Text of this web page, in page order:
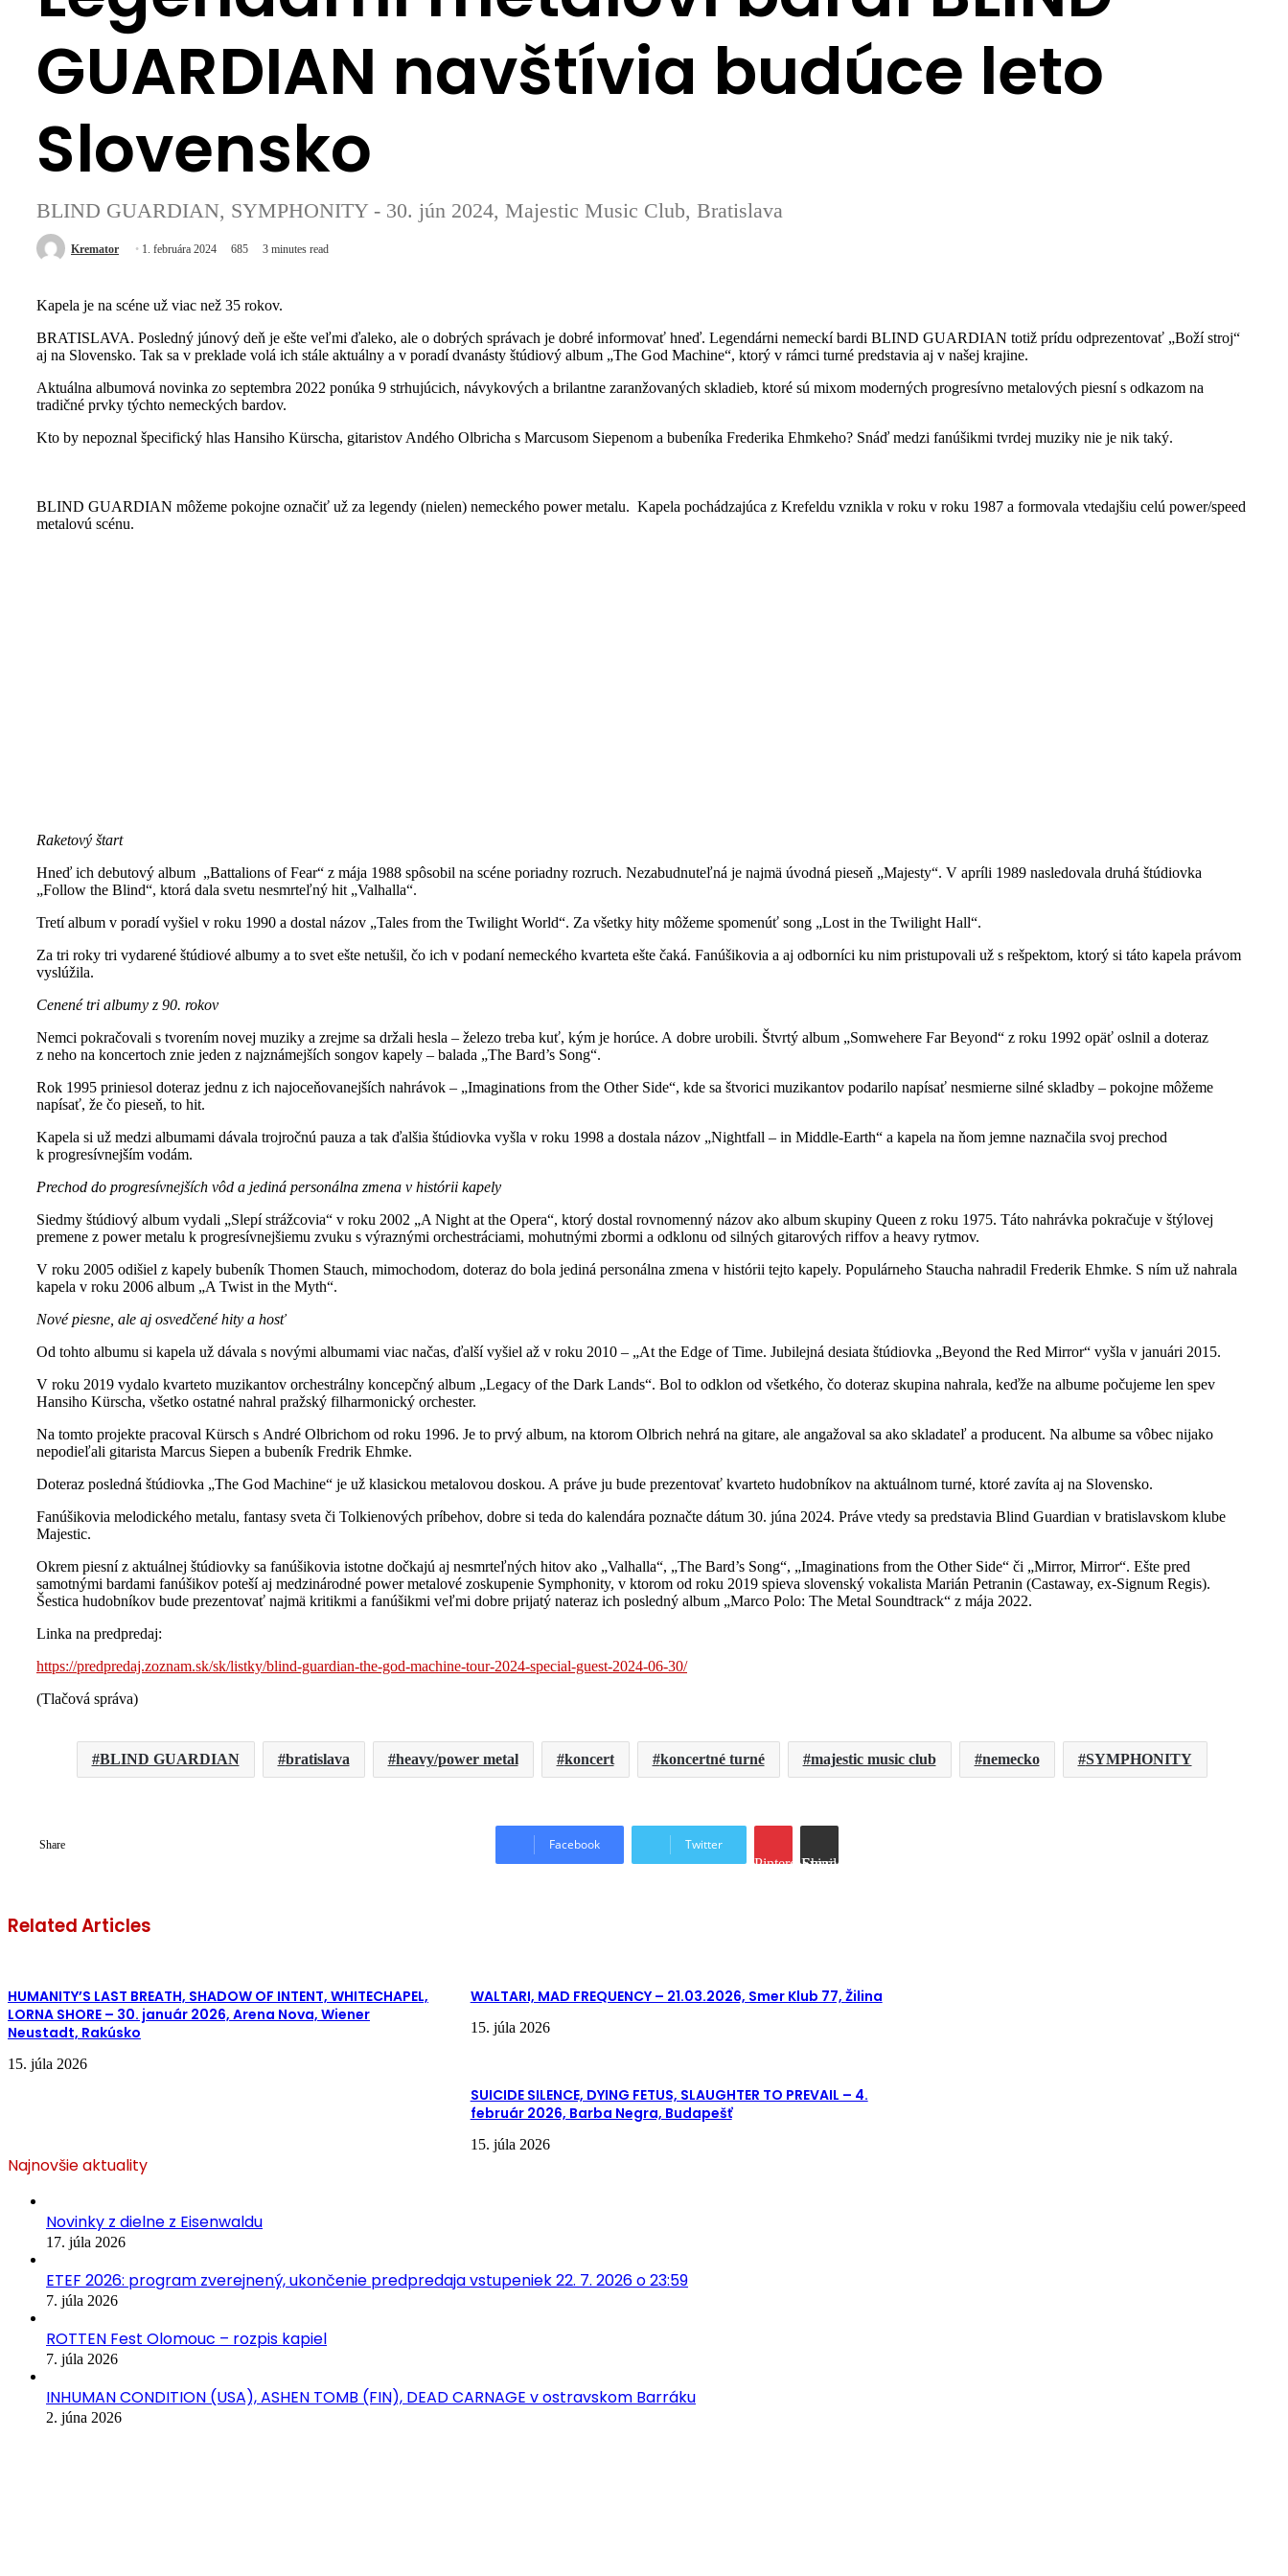
GUARDIAN navštívia budúce leto
Slovensko
BLIND GUARDIAN, SYMPHONITY - 30. jún 2024, Majestic Music Club, Bratislava
Kremator 1. februára 2024 685 3 minutes read
Kapela je na scéne už viac než 35 rokov.
BRATISLAVA. Posledný júnový deň je ešte veľmi ďaleko, ale o dobrých správach je dobré informovať hneď. Legendárni nemeckí bardi BLIND GUARDIAN totiž prídu odprezentovať „Boží stroj“
aj na Slovensko. Tak sa v preklade volá ich stále aktuálny a v poradí dvanásty štúdiový album „The God Machine“, ktorý v rámci turné predstavia aj v našej krajine.
Aktuálna albumová novinka zo septembra 2022 ponúka 9 strhujúcich, návykových a brilantne zaranžovaných skladieb, ktoré sú mixom moderných progresívno metalových piesní s odkazom na
tradičné prvky týchto nemeckých bardov.
Kto by nepoznal špecifický hlas Hansiho Kürscha, gitaristov Andého Olbricha s Marcusom Siepenom a bubeníka Frederika Ehmkeho? Snáď medzi fanúšikmi tvrdej muziky nie je nik taký.
BLIND GUARDIAN môžeme pokojne označiť už za legendy (nielen) nemeckého power metalu. Kapela pochádzajúca z Krefeldu vznikla v roku v roku 1987 a formovala vtedajšiu celú power/speed
metalovú scénu.
Raketový štart
Hneď ich debutový album „Battalions of Fear“ z mája 1988 spôsobil na scéne poriadny rozruch. Nezabudnuteľná je najmä úvodná pieseň „Majesty“. V apríli 1989 nasledovala druhá štúdiovka
„Follow the Blind“, ktorá dala svetu nesmrteľný hit „Valhalla“.
Tretí album v poradí vyšiel v roku 1990 a dostal názov „Tales from the Twilight World“. Za všetky hity môžeme spomenúť song „Lost in the Twilight Hall“.
Za tri roky tri vydarené štúdiové albumy a to svet ešte netušil, čo ich v podaní nemeckého kvarteta ešte čaká. Fanúšikovia a aj odborníci ku nim pristupovali už s rešpektom, ktorý si táto kapela právom
vyslúžila.
Cenené tri albumy z 90. rokov
Nemci pokračovali s tvorením novej muziky a zrejme sa držali hesla – železo treba kuť, kým je horúce. A dobre urobili. Štvrtý album „Somwehere Far Beyond“ z roku 1992 opäť oslnil a doteraz
z neho na koncertoch znie jeden z najznámejších songov kapely – balada „The Bard’s Song“.
Rok 1995 priniesol doteraz jednu z ich najoceňovanejších nahrávok – „Imaginations from the Other Side“, kde sa štvorici muzikantov podarilo napísať nesmierne silné skladby – pokojne môžeme
napísať, že čo pieseň, to hit.
Kapela si už medzi albumami dávala trojročnú pauza a tak ďalšia štúdiovka vyšla v roku 1998 a dostala názov „Nightfall – in Middle-Earth“ a kapela na ňom jemne naznačila svoj prechod
k progresívnejším vodám.
Prechod do progresívnejších vôd a jediná personálna zmena v histórii kapely
Siedmy štúdiový album vydali „Slepí strážcovia“ v roku 2002 „A Night at the Opera“, ktorý dostal rovnomenný názov ako album skupiny Queen z roku 1975. Táto nahrávka pokračuje v štýlovej
premene z power metalu k progresívnejšiemu zvuku s výraznými orchestráciami, mohutnými zbormi a odklonu od silných gitarových riffov a heavy rytmov.
V roku 2005 odišiel z kapely bubeník Thomen Stauch, mimochodom, doteraz do bola jediná personálna zmena v histórii tejto kapely. Populárneho Staucha nahradil Frederik Ehmke. S ním už nahrala
kapela v roku 2006 album „A Twist in the Myth“.
Nové piesne, ale aj osvedčené hity a hosť
Od tohto albumu si kapela už dávala s novými albumami viac načas, ďalší vyšiel až v roku 2010 – „At the Edge of Time. Jubilejná desiata štúdiovka „Beyond the Red Mirror“ vyšla v januári 2015.
V roku 2019 vydalo kvarteto muzikantov orchestrálny koncepčný album „Legacy of the Dark Lands“. Bol to odklon od všetkého, čo doteraz skupina nahrala, keďže na albume počujeme len spev
Hansiho Kürscha, všetko ostatné nahral pražský filharmonický orchester.
Na tomto projekte pracoval Kürsch s André Olbrichom od roku 1996. Je to prvý album, na ktorom Olbrich nehrá na gitare, ale angažoval sa ako skladateľ a producent. Na albume sa vôbec nijako
nepodieľali gitarista Marcus Siepen a bubeník Fredrik Ehmke.
Doteraz posledná štúdiovka „The God Machine“ je už klasickou metalovou doskou. A práve ju bude prezentovať kvarteto hudobníkov na aktuálnom turné, ktoré zavíta aj na Slovensko.
Fanúšikovia melodického metalu, fantasy sveta či Tolkienových príbehov, dobre si teda do kalendára poznačte dátum 30. júna 2024. Práve vtedy sa predstavia Blind Guardian v bratislavskom klube
Majestic.
Okrem piesní z aktuálnej štúdiovky sa fanúšikovia istotne dočkajú aj nesmrteľných hitov ako „Valhalla“, „The Bard’s Song“, „Imaginations from the Other Side“ či „Mirror, Mirror“. Ešte pred
samotnými bardami fanúšikov poteší aj medzinárodné power metalové zoskupenie Symphonity, v ktorom od roku 2019 spieva slovenský vokalista Marián Petranin (Castaway, ex-Signum Regis).
Šestica hudobníkov bude prezentovať najmä kritikmi a fanúšikmi veľmi dobre prijatý nateraz ich posledný album „Marco Polo: The Metal Soundtrack“ z mája 2022.
Linka na predpredaj:
https://predpredaj.zoznam.sk/sk/listky/blind-guardian-the-god-machine-tour-2024-special-guest-2024-06-30/
(Tlačová správa)
BLIND GUARDIAN bratislava heavy/power metal koncert koncertné turné majestic music club nemecko SYMPHONITY
Share Facebook
Twitter
PinterestShare via Email
Related Articles
HUMANITY’S LAST BREATH, SHADOW OF INTENT, WHITECHAPEL,
LORNA SHORE – 30. január 2026, Arena Nova, Wiener
Neustadt, Rakúsko
15. júla 2026
WALTARI, MAD FREQUENCY – 21.03.2026, Smer Klub 77, Žilina
15. júla 2026
SUICIDE SILENCE, DYING FETUS, SLAUGHTER TO PREVAIL – 4.
február 2026, Barba Negra, Budapešť
15. júla 2026
Najnovšie aktuality
Novinky z dielne z Eisenwaldu
17. júla 2026
ETEF 2026: program zverejnený, ukončenie predpredaja vstupeniek 22. 7. 2026 o 23:59
7. júla 2026
ROTTEN Fest Olomouc – rozpis kapiel
7. júla 2026
INHUMAN CONDITION (USA), ASHEN TOMB (FIN), DEAD CARNAGE v ostravskom Barráku
2. júna 2026